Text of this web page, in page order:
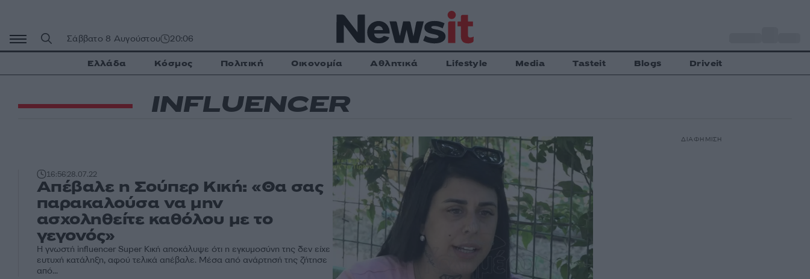
περιεχόμενο
Σάββατο 8 Αυγούστου 20:06
Ελλάδα Κόσμος Πολιτική Οικονομία Αθλητικά Lifestyle Media Tasteit Blogs Driveit
INFLUENCER
16:5628.07.22
Απέβαλε η Σούπερ Κική: «Θα σας
παρακαλούσα να μην
ασχοληθείτε καθόλου με το
γεγονός»
H γνωστή influencer Super Κική αποκάλυψε ότι η εγκυμοσύνη της δεν είχε
ευτυχή κατάληξη, αφού τελικά απέβαλε. Μέσα από ανάρτησή της ζήτησε
από...
ΔΙΑΦΗΜΙΣΗ